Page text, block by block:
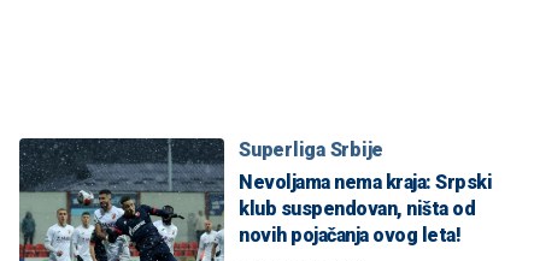
Superliga Srbije
Nevoljama nema kraja: Srpski
klub suspendovan, ništa od
novih pojačanja ovog leta!